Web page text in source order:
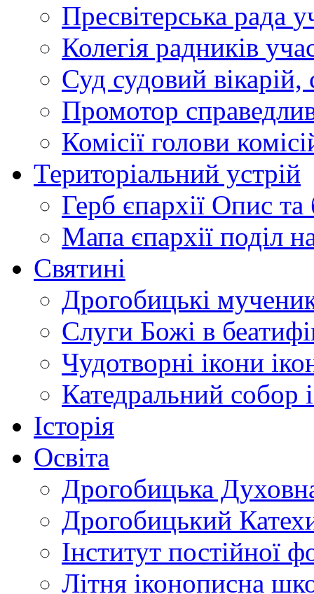
Пресвітерська рада
Колегія радників
Суд судовий вікарій,
Промотор
Комісії голови
Територіальний устрій
Герб єпархії Опис та
Мапа єпархії поділ
Святині
Дрогобицькі
Слуги Божі в
Чудотворні ікони
Катедральний собор
Історія
Освіта
Дрогобицька
Дрогобицький
Інститут постійної
Літня іконописна